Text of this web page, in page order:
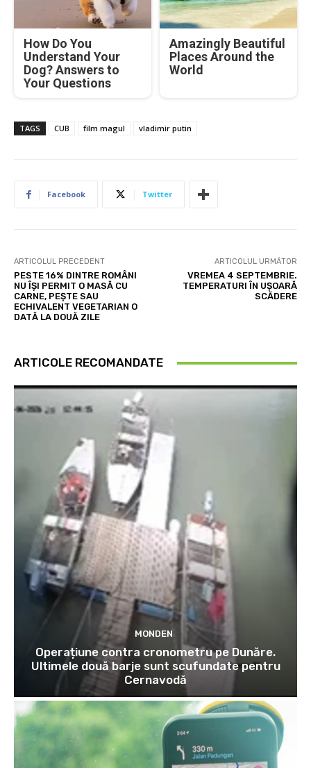
How Do You
Understand Your
Dog? Answers to
Your Questions
Amazingly Beautiful
Places Around the
World
TAGS CUB film magul vladimir putin
Facebook Twitter
ARTICOLUL PRECEDENT
PESTE 16% DINTRE ROMÂNI
NU ÎȘI PERMIT O MASĂ CU
CARNE, PEȘTE SAU
ECHIVALENT VEGETARIAN O
DATĂ LA DOUĂ ZILE
ARTICOLUL URMĂTOR
VREMEA 4 SEPTEMBRIE.
TEMPERATURI ÎN UȘOARĂ
SCĂDERE
ARTICOLE RECOMANDATE
MONDEN
Operațiune contra cronometru pe Dunăre.
Ultimele două barje sunt scufundate pentru
Cernavodă